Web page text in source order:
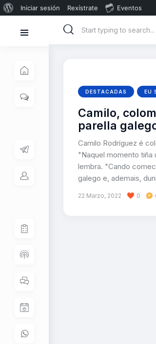
Iniciar sesión Rexístrate Eventos
DESTACADAS EU
Camilo,
parella
Camilo Rodríguez é
"Naquel momento tiña
lembra. "Cando
galego e, ademais,
22 Marzo, 2022 0